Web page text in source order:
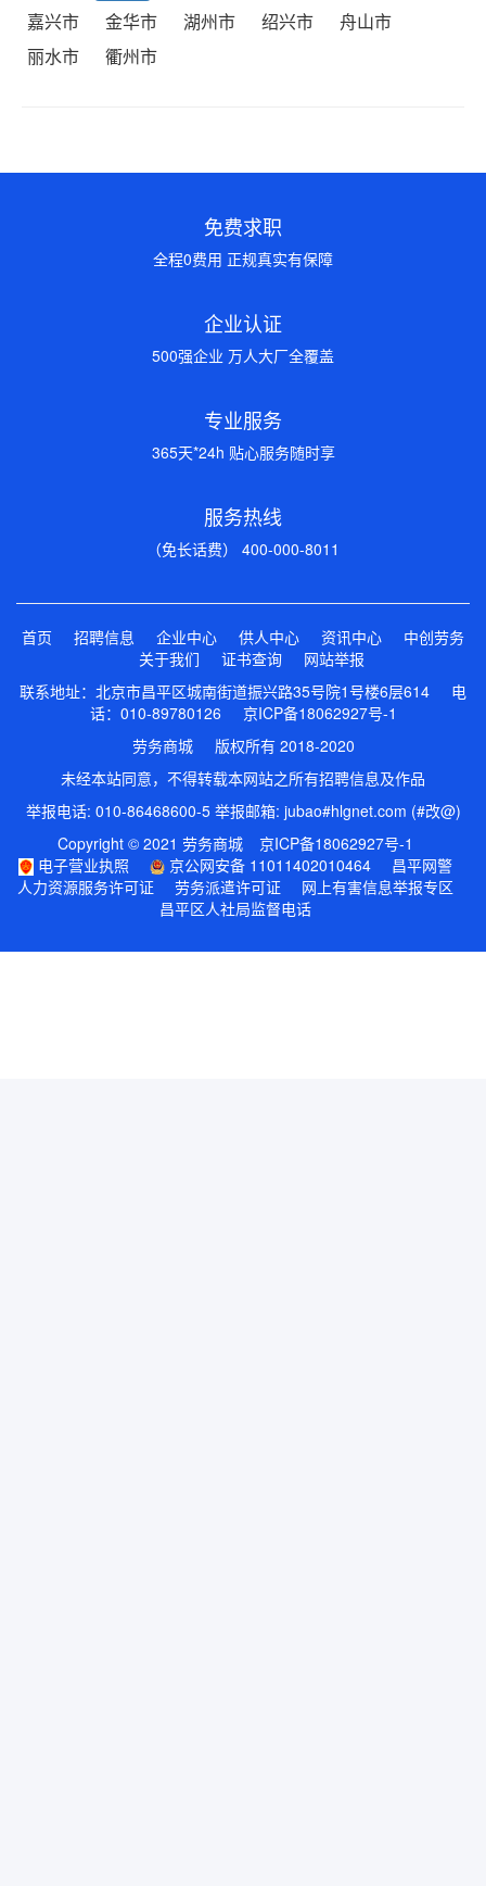
嘉兴市
金华市 湖州市 绍兴市
舟山市
丽水市
衢州市
免费求职
全程0费用 正规真实有保障
企业认证
500强企业 万人大厂全覆盖
专业服务
365天*24h 贴心服务随时享
服务热线
（免长话费） 400-000-8011
首页 招聘信息 企业中心 供人中心 资讯中心
中创劳务
关于我们
证书查询
网站举报
联系地址：北京市昌平区城南街道振兴路35号院1号楼6层614 电
话：010-89780126 京ICP备18062927号-1
劳务商城 版权所有 2018-2020
未经本站同意，不得转载本网站之所有招聘信息及作品
举报电话: 010-86468600-5 举报邮箱: jubao#hlgnet.com (#改@)
Copyright © 2021 劳务商城
京ICP备18062927号-1
电子营业执照
京公网安备 11011402010464
昌平网警
人力资源服务许可证
劳务派遣许可证
网上有害信息举报专区
昌平区人社局监督电话